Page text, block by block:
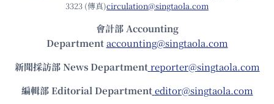
3323 (傳真)circulation@singtaola.com
會計部 Accounting
Department accounting@singtaola.com
新聞採訪部 News Department reporter@singtaola.com
編輯部 Editorial Department editor@singtaola.com